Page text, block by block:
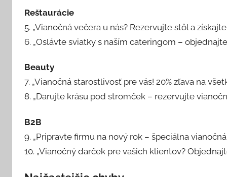
Reštaurácie
5. „Vianočná večera u nás? Rezervujte stôl a
6. „Oslávte sviatky s naším cateringom – objednajte
Beauty
7. „Vianočná starostlivosť pre vás! 20% zľava na
8. „Darujte krásu pod stromček – rezervujte
B2B
9. „Pripravte firmu na nový rok – špeciálna
10. „Vianočný darček pre vašich klientov?